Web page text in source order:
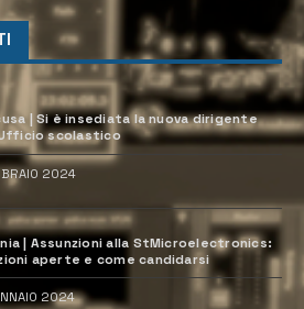
| Si è insediata la nuova dirigente
scolastico
2024
| Assunzioni alla StMicroelectronics:
aperte e come candidarsi
2024